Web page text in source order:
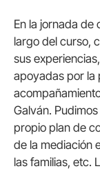
En la jornada de
largo del curso,
sus
apoyadas por la
Galván.
propio plan de
de la mediación
las familias, etc.